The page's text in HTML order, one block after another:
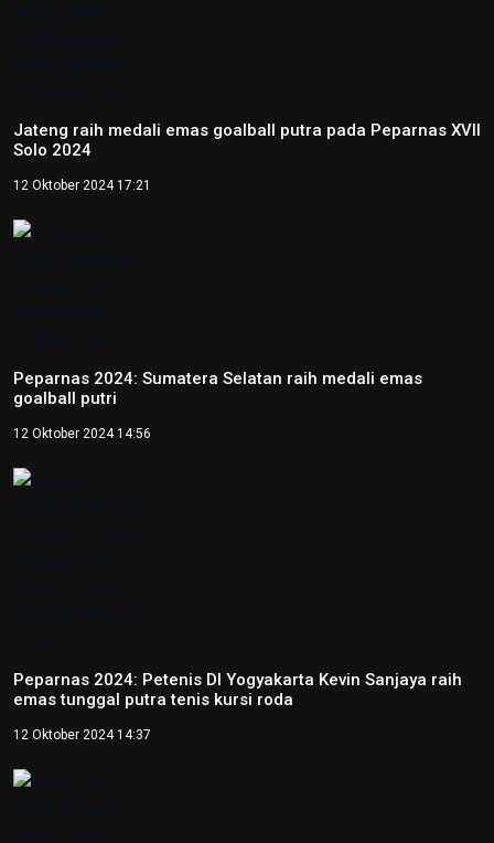
Jateng raih medali emas goalball putra pada Peparnas XVII
Solo 2024
12 Oktober 2024 17:21
Peparnas 2024: Sumatera Selatan raih medali emas
goalball putri
12 Oktober 2024 14:56
Peparnas 2024: Petenis DI Yogyakarta Kevin Sanjaya raih
emas tunggal putra tenis kursi roda
12 Oktober 2024 14:37